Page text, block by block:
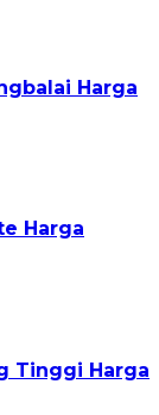
Harga
Harga
Tinggi Harga